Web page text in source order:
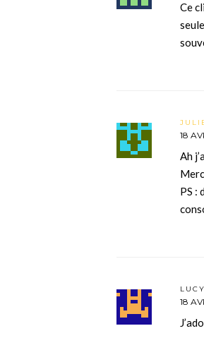
Ce
18
Ah
PS :
LUCY
18